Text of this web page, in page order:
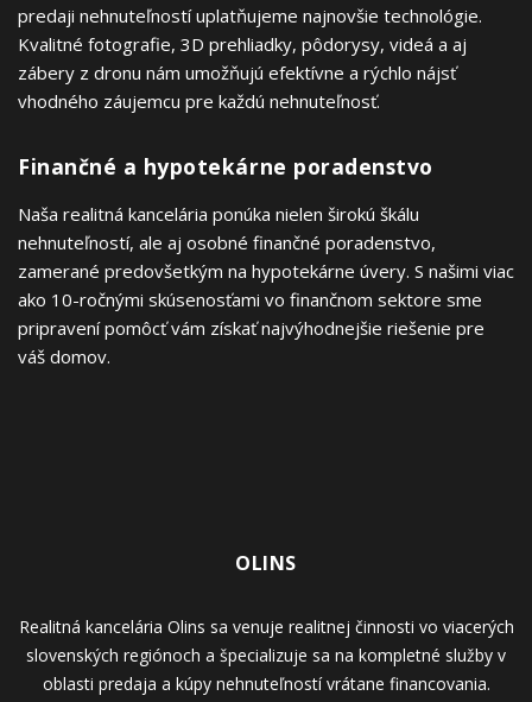
predaji nehnuteľností uplatňujeme najnovšie technológie.
Kvalitné fotografie, 3D prehliadky, pôdorysy, videá a aj
zábery z dronu nám umožňujú efektívne a rýchlo nájsť
vhodného záujemcu pre každú nehnuteľnosť.
Finančné a hypotekárne poradenstvo
Naša realitná kancelária ponúka nielen širokú škálu
nehnuteľností, ale aj osobné finančné poradenstvo,
zamerané predovšetkým na hypotekárne úvery. S našimi viac
ako 10-ročnými skúsenosťami vo finančnom sektore sme
pripravení pomôcť vám získať najvýhodnejšie riešenie pre
váš domov.
OLINS
Realitná kancelária Olins sa venuje realitnej činnosti vo viacerých
slovenských regiónoch a špecializuje sa na kompletné služby v
oblasti predaja a kúpy nehnuteľností vrátane financovania.